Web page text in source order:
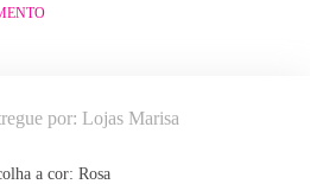
por: Lojas Marisa
a cor: rosa